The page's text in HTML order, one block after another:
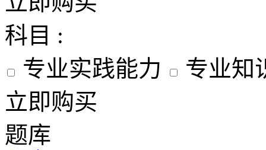
科目 :
专业实践能力
专业知
立即购买
题库